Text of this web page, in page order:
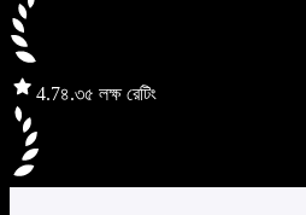
4.7৪.৩৫ লক্ষ রেটিং